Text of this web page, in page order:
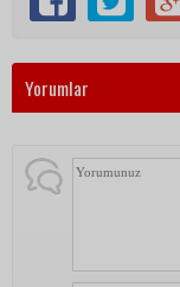
Yorumlar